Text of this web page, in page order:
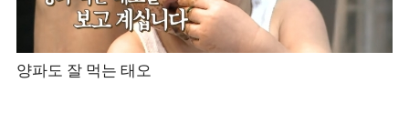
양파도 잘 먹는 태오